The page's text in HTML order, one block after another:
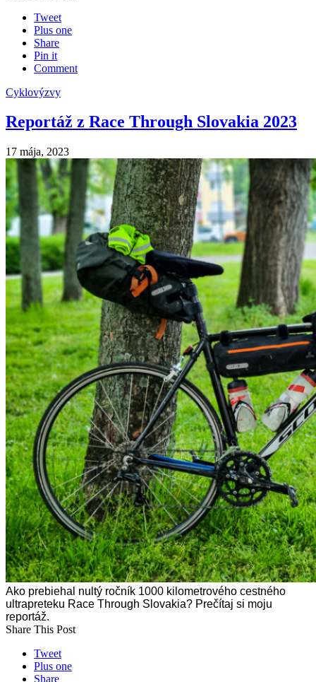
Tweet
Plus one
Share
Pin it
Comment
Cyklovýzvy
Reportáž z Race Through Slovakia 2023
17 mája, 2023
Ako prebiehal nultý ročník 1000 kilometrového cestného
ultrapreteku Race Through Slovakia? Prečítaj si moju
reportáž.
Share This Post
Tweet
Plus one
Share